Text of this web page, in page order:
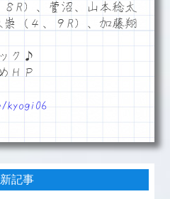
R）、菅沼、山本稔太
（４、９R）、加藤翔
ク♪
ＨＰ
kyogi06
記事